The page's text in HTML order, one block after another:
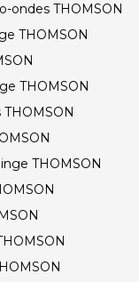
ondes THOMSON
THOMSON
THOMSON
THOMSON